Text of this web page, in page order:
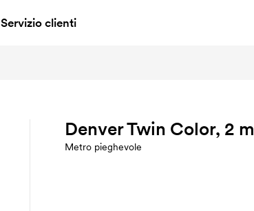
Servizio clienti
Denver Twin Color, 2 m
Metro pieghevole